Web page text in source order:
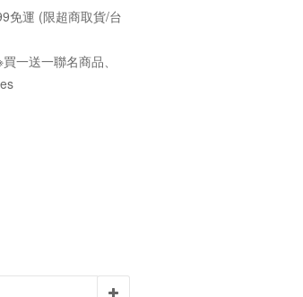
免運 (限超商取貨/台
一送一聯名商品、